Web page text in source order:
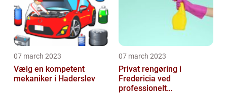
07 march 2023
Vælg en kompetent
mekaniker i Haderslev
07 march 2023
Privat rengøring i
Fredericia ved
professionelt